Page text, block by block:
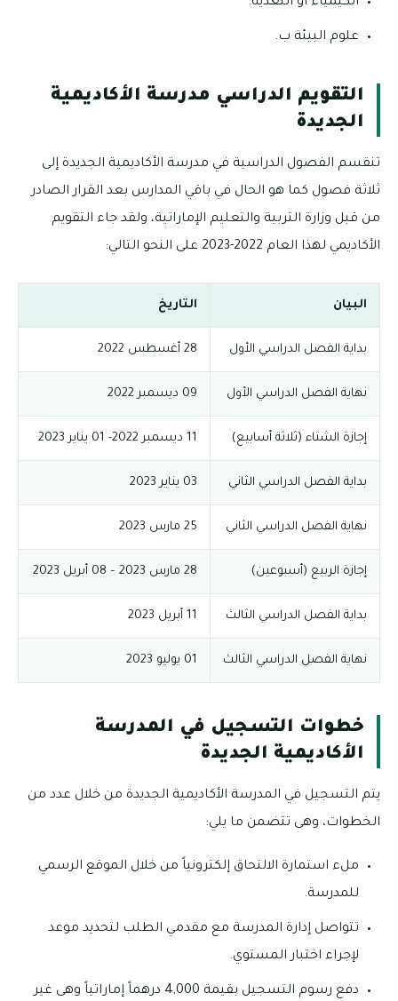
الكيمياء أو التغذية.
علوم البيئة ب.
التقويم الدراسي مدرسة الأكاديمية
الجديدة
تنقسم الفصول الدراسية في مدرسة الأكاديمية الجديدة إلى
ثلاثة فصول كما هو الحال في باقي المدارس بعد القرار الصادر
من قبل وزارة التربية والتعليم الإماراتية، ولقد جاء التقويم
الأكاديمي لهذا العام 2022-2023 على النحو التالي:
البيان التاريخ
بداية الفصل الدراسي الأول 28 أغسطس 2022
نهاية الفصل الدراسي الأول 09 ديسمبر 2022
إجازة الشتاء (ثلاثة أسابيع) 11 ديسمبر 2022- 01 يناير 2023
بداية الفصل الدراسي الثاني 03 يناير 2023
نهاية الفصل الدراسي الثاني 25 مارس 2023
إجازة الربيع (أسبوعين) 28 مارس 2023 – 08 أبريل 2023
بداية الفصل الدراسي الثالث 11 أبريل 2023
نهاية الفصل الدراسي الثالث 01 يوليو 2023
خطوات التسجيل في المدرسة
الأكاديمية الجديدة
يتم التسجيل في المدرسة الأكاديمية الجديدة من خلال عدد من
الخطوات، وهى تتضمن ما يلي:
ملء استمارة الالتحاق إلكترونياً من خلال الموقع الرسمي
للمدرسة.
تتواصل إدارة المدرسة مع مقدمي الطلب لتحديد موعد
لإجراء اختبار المستوي.
دفع رسوم التسجيل بقيمة 4,000 درهماً إماراتياً وهى غير